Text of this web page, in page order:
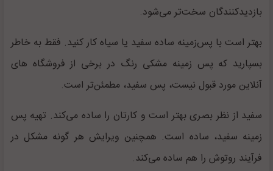
بازدیدکنندگان سخت‌تر می‌شود.
بهتر است با پس‌زمینه ساده سفید یا سیاه کار کنید. فقط به خاطر
بسپارید که پس زمینه مشکی رنگ در برخی از فروشگاه های
آنلاین مورد قبول نیست، پس سفید، مطمئن‌تر است.
سفید از نظر بصری بهتر است و کارتان را ساده می‌کند. تهیه پس
زمینه سفید، ساده است. همچنین ویرایش هر گونه مشکل در
فرآیند روتوش را هم ساده می‌کند.